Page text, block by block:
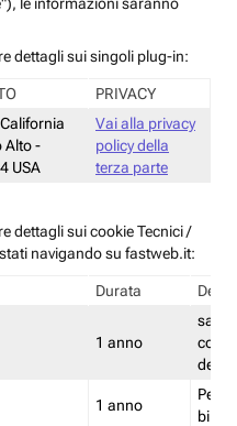
dettagli sui singoli plug-in:
PRIVACY
Alto -
USA
Vai alla privacy
policy della
terza parte
dettagli sui cookie Tecnici /
navigando su fastweb.it:
Durata
1 anno
salva
dei
1 anno